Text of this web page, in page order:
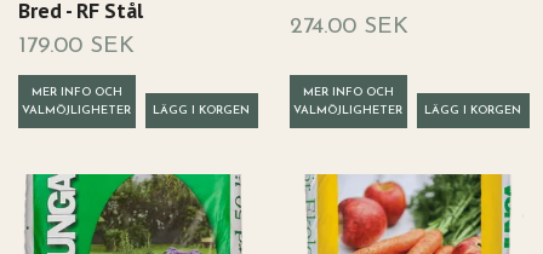
Bred - RF Stål
179.00 SEK
MER INFO OCH
VALMÖJLIGHETER
274.00 SEK
MER INFO OCH
VALMÖJLIGHETER